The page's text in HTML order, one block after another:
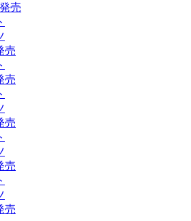
売
売
売
売
売
売